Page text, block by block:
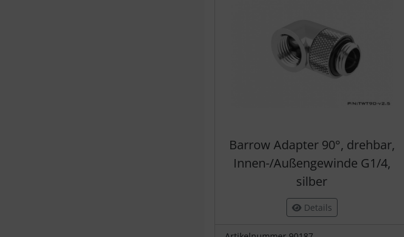
Barrow Adapter 90°, drehbar,
Innen-/Außengewinde G1/4,
silber
Details